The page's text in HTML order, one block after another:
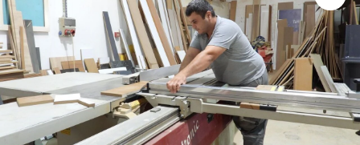
DÜNYA
EĞİTİM
TURİZM
RÖPORTAJ